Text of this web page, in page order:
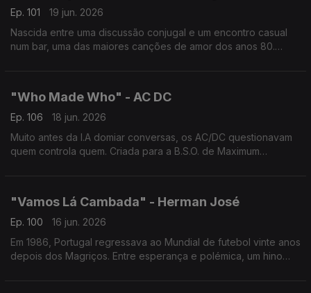
Ep. 101
19 jun. 2026
Nascida entre uma discussão conjugal e um encontro casual
num bar, uma das maiores canções de amor dos anos 80.
"Who Made Who" - AC DC
Ep. 106
18 jun. 2026
Muito antes da I.A domiar conversas, os AC/DC questionavam
quem controla quem. Criada para a B.S.O. de Maximum
"Vamos Lá Cambada" - Herman José
Ep. 100
16 jun. 2026
Em 1986, Portugal regressava ao Mundial de futebol vinte anos
depois dos Magriços. Entre esperança e polémica, um hino